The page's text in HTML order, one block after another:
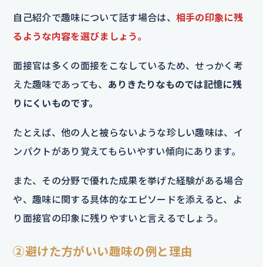
自己紹介で趣味について話す場合は、 相手の印象に残
るような内容を選びましょう。
面接官は多くの面接をこなしているため、せっかく考
えた趣味であっても、 ありきたりなものでは記憶に残
りにくいものです。
たとえば、他の人と被らないような珍しい趣味は、イ
ンパクトがあり覚えてもらいやすい傾向にあります。
また、その分野で優れた成果を挙げた経験がある場合
や、趣味に関する具体的なエピソードを添えると、よ
り面接官の印象に残りやすいと言えるでしょう。
②避けた方がいい趣味の例と理由